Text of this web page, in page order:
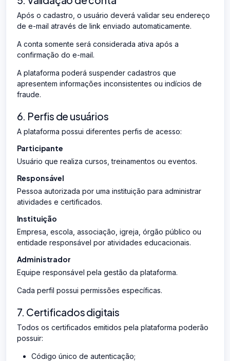
Após o cadastro, o usuário deverá validar seu endereço
de e-mail através de link enviado automaticamente.
A conta somente será considerada ativa após a
confirmação do e-mail.
A plataforma poderá suspender cadastros que
apresentem informações inconsistentes ou indícios de
fraude.
6. Perfis de usuários
A plataforma possui diferentes perfis de acesso:
Participante
Usuário que realiza cursos, treinamentos ou eventos.
Responsável
Pessoa autorizada por uma instituição para administrar
atividades e certificados.
Instituição
Empresa, escola, associação, igreja, órgão público ou
entidade responsável por atividades educacionais.
Administrador
Equipe responsável pela gestão da plataforma.
Cada perfil possui permissões específicas.
7. Certificados digitais
Todos os certificados emitidos pela plataforma poderão
possuir:
Código único de autenticação;